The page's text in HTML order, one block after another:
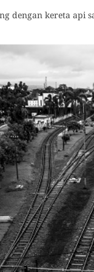
dengan kereta api